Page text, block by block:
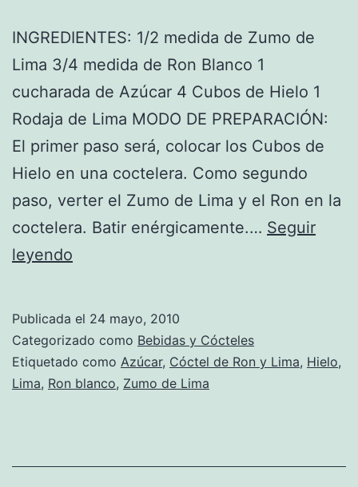
INGREDIENTES: 1/2 medida de Zumo de
Lima 3/4 medida de Ron Blanco 1
cucharada de Azúcar 4 Cubos de Hielo 1
Rodaja de Lima MODO DE PREPARACIÓN:
El primer paso será, colocar los Cubos de
Hielo en una coctelera. Como segundo
paso, verter el Zumo de Lima y el Ron en la
coctelera. Batir enérgicamente.… Seguir
leyendo
de
Ron
y
Publicada el 24 mayo, 2010
Categorizado como Bebidas y Cócteles
Etiquetado como Azúcar, Cóctel de Ron y Lima, Hielo,
Lima, Ron blanco, Zumo de Lima